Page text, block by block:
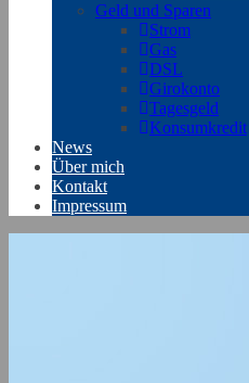
Geld und Sparen
Strom
Gas
DSL
Girokonto
Tagesgeld
Konsumkredit
News
Über mich
Kontakt
Impressum